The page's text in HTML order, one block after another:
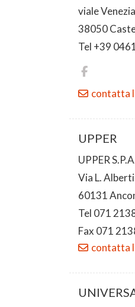
viale
38050
Tel +39
contatta
UPPER
UPPER
Via L.
60131
Tel 071
Fax 071
contatta